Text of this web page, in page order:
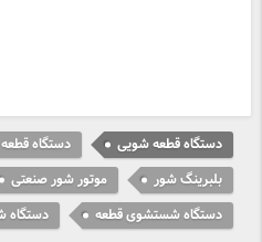
دستگاه قطعه شویی دستگاه
بلبرینگ شور
موتور شور صنعتی
دستگاه شستشوی قطعه
دستگاه